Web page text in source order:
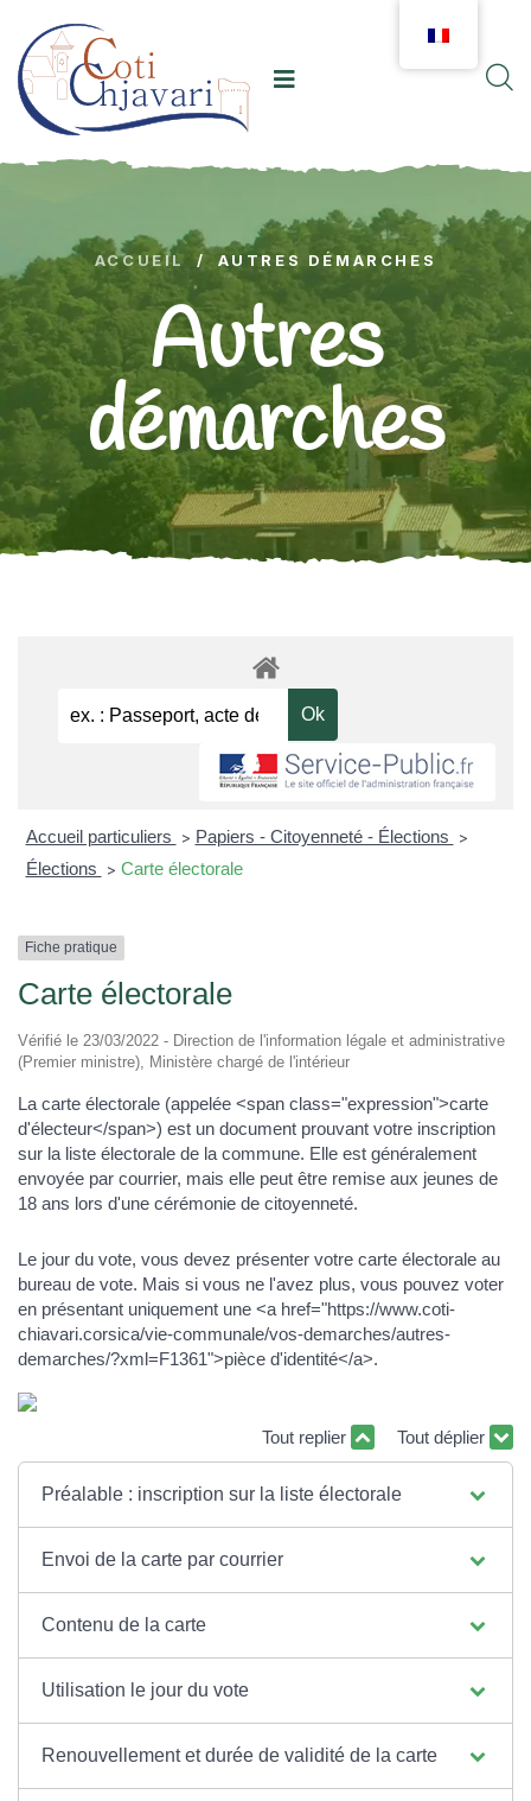
ACCUEIL / AUTRES DÉMARCHES
Autres
démarches
Accueil particuliers > Papiers - Citoyenneté - Élections >
Élections > Carte électorale
Fiche pratique
Carte électorale
Vérifié le 23/03/2022 - Direction de l'information légale et administrative
(Premier ministre), Ministère chargé de l'intérieur
La carte électorale (appelée <span class="expression">carte
d'électeur</span>) est un document prouvant votre inscription
sur la liste électorale de la commune. Elle est généralement
envoyée par courrier, mais elle peut être remise aux jeunes de
18 ans lors d'une cérémonie de citoyenneté.
Le jour du vote, vous devez présenter votre carte électorale au
bureau de vote. Mais si vous ne l'avez plus, vous pouvez voter
en présentant uniquement une <a href="https://www.coti-
chiavari.corsica/vie-communale/vos-demarches/autres-
demarches/?xml=F1361">pièce d'identité</a>.
Tout replier Tout déplier
Préalable : inscription sur la liste électorale
Envoi de la carte par courrier
Contenu de la carte
Utilisation le jour du vote
Renouvellement et durée de validité de la carte